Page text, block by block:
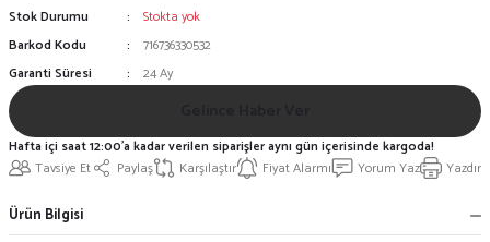
Stok Durumu
Stokta yok
Barkod Kodu
716736330532
Garanti Süresi
24 Ay
Tavsiye Et Paylaş Karşılaştır Fiyat Alarmı Yorum Yaz Yazdır
Hafta içi saat 12:00'a kadar verilen siparişler aynı gün içerisinde kargoda!
Ürün Bilgisi